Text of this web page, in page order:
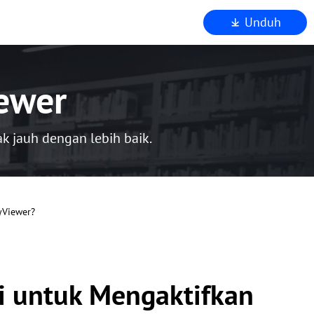
Unduh
jauh dengan lebih baik.
untuk Mengaktifkan